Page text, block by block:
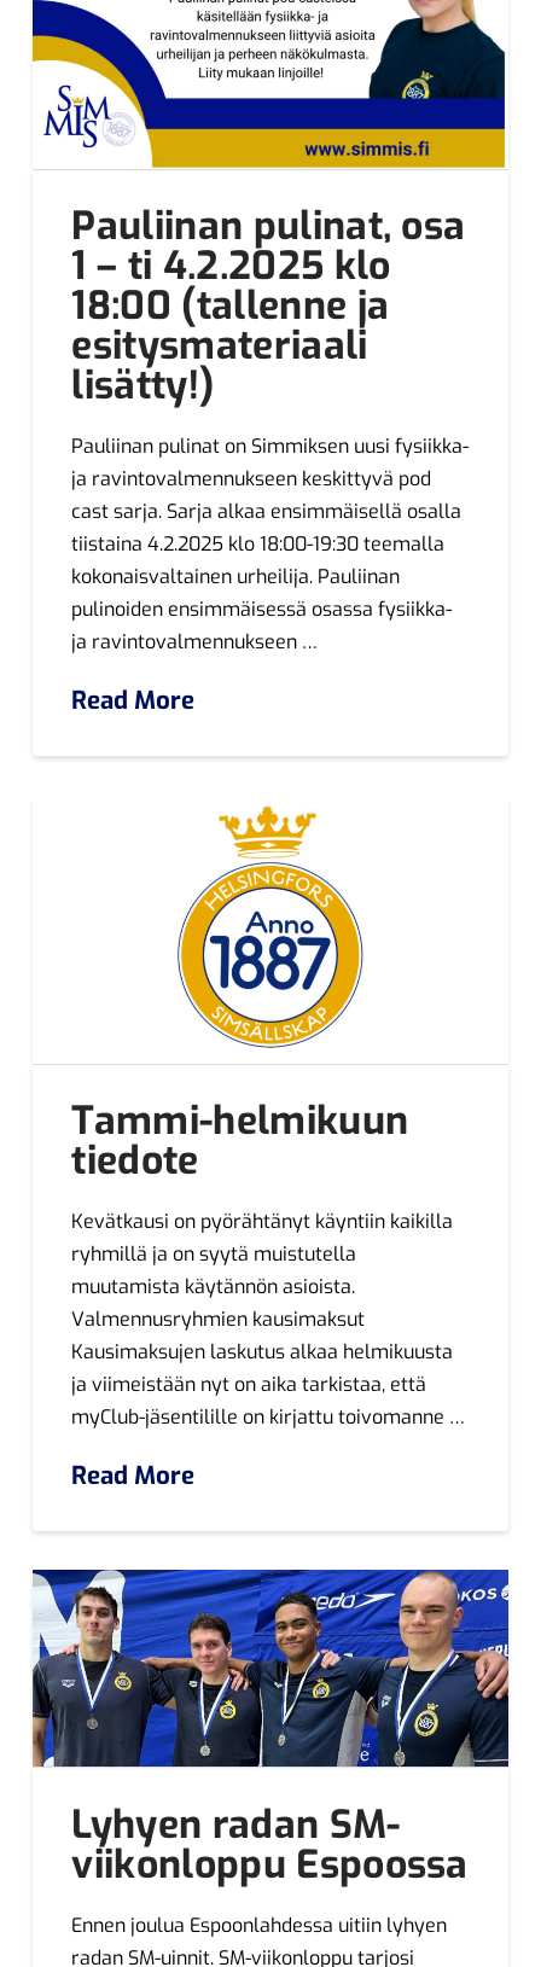
Pauliinan pulinat, osa
1 – ti 4.2.2025 klo
18:00 (tallenne ja
esitysmateriaali
lisätty!)
Pauliinan pulinat on Simmiksen uusi fysiikka-
ja ravintovalmennukseen keskittyvä pod
cast sarja. Sarja alkaa ensimmäisellä osalla
tiistaina 4.2.2025 klo 18:00-19:30 teemalla
kokonaisvaltainen urheilija. Pauliinan
pulinoiden ensimmäisessä osassa fysiikka-
ja ravintovalmennukseen …
Read More
Tammi-helmikuun
tiedote
Kevätkausi on pyörähtänyt käyntiin kaikilla
ryhmillä ja on syytä muistutella
muutamista käytännön asioista.
Valmennusryhmien kausimaksut
Kausimaksujen laskutus alkaa helmikuusta
ja viimeistään nyt on aika tarkistaa, että
myClub-jäsentilille on kirjattu toivomanne …
Read More
Lyhyen radan SM-
viikonloppu Espoossa
Ennen joulua Espoonlahdessa uitiin lyhyen
radan SM-uinnit. SM-viikonloppu tarjosi